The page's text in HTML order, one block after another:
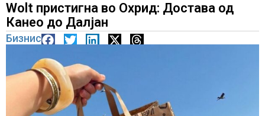
Wolt пристигна во Охрид: Достава од
Канео до Далјан
Бизнис